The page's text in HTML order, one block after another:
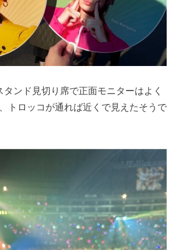
ンド見切り席で正面モニターはよく
トロッコが通れば近くで見えたそうで